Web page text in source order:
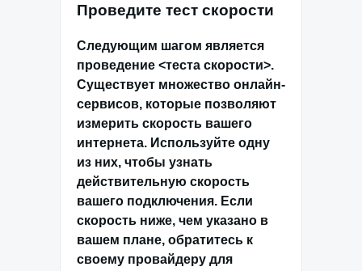
Проведите тест скорости
Следующим шагом является
проведение <теста скорости>.
Существует множество онлайн-
сервисов, которые позволяют
измерить скорость вашего
интернета. Используйте одну
из них, чтобы узнать
действительную скорость
вашего подключения. Если
скорость ниже, чем указано в
вашем плане, обратитесь к
своему провайдеру для